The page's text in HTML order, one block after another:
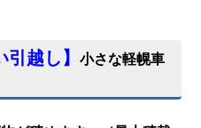
引越し 】小さな軽幌車